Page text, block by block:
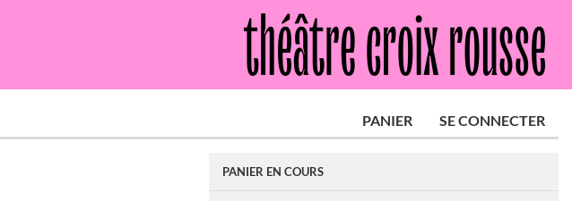
PANIER SE CONNECTER
PANIER EN COURS